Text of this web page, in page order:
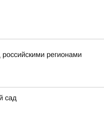
регионами
сад